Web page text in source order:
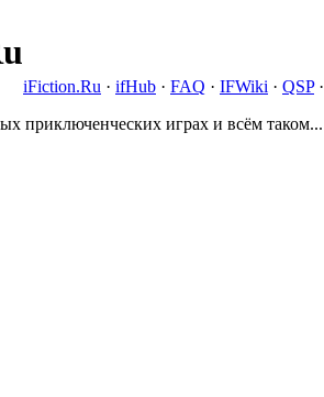
iFiction.Ru · ifHub · FAQ · IFWiki · QSP·
приключенческих играх и всём таком...